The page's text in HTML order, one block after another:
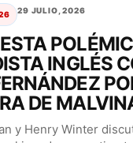
29 JULIO, 2026
INGLÉS
DE
y Henry Winter